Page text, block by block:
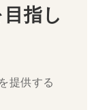
指し
提供する